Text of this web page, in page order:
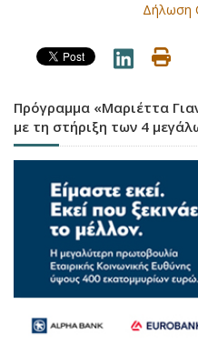
Δήλωση
Πρόγραμμα «Μαριέττα
με τη στήριξη των 4